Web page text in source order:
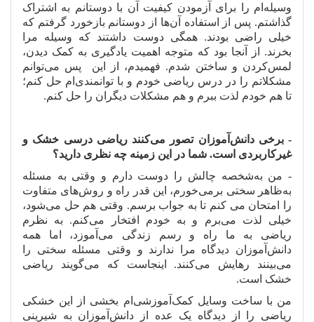
وسیله ام را برای آزمودن کیفیت آن با دوستانم به اشتراک
گذاشتم. پس از استفاده آنها از دوستانم بازخورد گرفتم که
خیلی راضی بودند. همگی دوست داشتند که وسیله مرا
بخرند. از آنجا بود که متوجه اهمیت یادگیری به کمک دیدن،
لمسکردن و ساختن شدم. فهمیدم، از این پس میتوانم
مشکلاتم را در درس ریاضی خودم و با توانمندی ام حل کنم؛
تا هم خودم لذت ببرم و هم مشکلات دیگران را حل کنم.
- برخی دانش آموزان تصور میکنند ریاضی درسی خشک و
غیرکاربردی است. شما در این زمینه چه نظری دارید؟
- من بهشخصه چالش را دوست دارم و وقتی به مسئله
بهظاهر سختی برمیخورم، این قدر راه و روشهای متفاوت
را امتحان می کنم تا به جواب برسم. وقتی هم حل میشود،
خیلی لذت میبرم و به خودم افتخار میکنم. به نظرم
ریاضی به ما راه و رسم زندگی می آموزد، اما همه
دانش آموزان دیدگاه مرا ندارند و وقتی مسئله سختی را
میبینند رهایش میکنند. اینجاست که میگویند ریاضی
خشک است.
من با ساخت وسایل کمک آموزشی ام بخشی از این خشکی
ریاضی را از دیدگاه یک عده از دانش آموزان به شیرینی